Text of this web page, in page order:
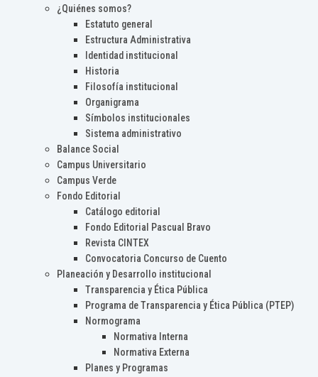
¿Quiénes somos?
Estatuto general
Estructura Administrativa
Identidad institucional
Historia
Filosofía institucional
Organigrama
Símbolos institucionales
Sistema administrativo
Balance Social
Campus Universitario
Campus Verde
Fondo Editorial
Catálogo editorial
Fondo Editorial Pascual Bravo
Revista CINTEX
Convocatoria Concurso de Cuento
Planeación y Desarrollo institucional
Transparencia y Ética Pública
Programa de Transparencia y Ética Pública (PTEP)
Normograma
Normativa Interna
Normativa Externa
Planes y Programas